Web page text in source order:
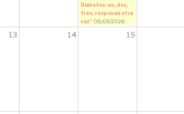
Diabetes: un, dos,
tres, responda otra
vez” 08/05/2026
13 14 15